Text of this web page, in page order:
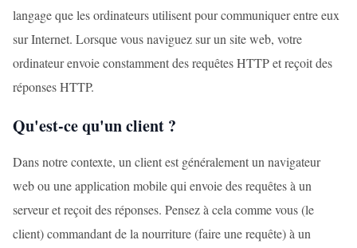
langage que les ordinateurs utilisent pour communiquer entre eux
sur Internet. Lorsque vous naviguez sur un site web, votre
ordinateur envoie constamment des requêtes HTTP et reçoit des
réponses HTTP.
Qu'est-ce qu'un client ?
Dans notre contexte, un client est généralement un navigateur
web ou une application mobile qui envoie des requêtes à un
serveur et reçoit des réponses. Pensez à cela comme vous (le
client) commandant de la nourriture (faire une requête) à un